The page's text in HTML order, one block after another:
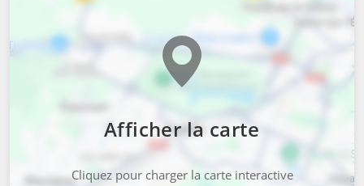
Afficher la carte
Cliquez pour charger la carte interactive